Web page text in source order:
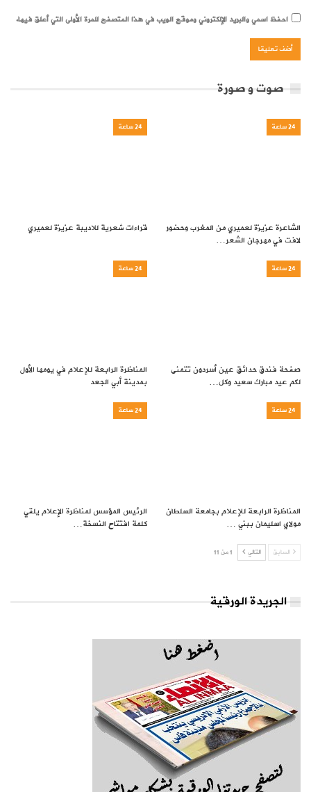
احفظ اسمي والبريد الإلكتروني وموقع الويب في هذا المتصفح للمرة الأولى التي أعلق فيها.
صوت و صورة
24 ساعة
الشاعرة عزيزة لعميري من المغرب وحضور
لافت في مهرجان الشعر…
24 ساعة
قراءات شعرية للاديبة عزيزة لعميري
24 ساعة
صفحة فندق حدائق عين أسردون تتمنى
لكم عيد مبارك سعيد وكل…
24 ساعة
المناظرة الرابعة للإعلام في يومها الأول
بمدينة أبي الجعد
24 ساعة
المناظرة الرابعة للإعلام بجامعة السلطان
مولاي اسليمان ببني …
24 ساعة
الرئيس المؤسس لمناظرة الإعلام يلقي
كلمة افتتاح النسخة…
السابق التالي 1 من 11
الجريدة الورقية